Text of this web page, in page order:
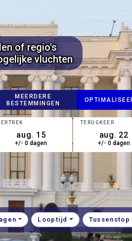
of regio's
vluchten
MEERDERE
BESTEMMINGEN
arrow keys to navigate.
+/- 0 dagen
TERUGKEER
+/- 0 dagen
Looptijd Tussenstop